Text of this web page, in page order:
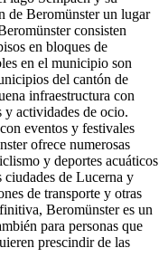
de Beromünster un lugar
consisten
en bloques de
en el municipio son
del cantón de
infraestructura con
y actividades de ocio.
eventos y festivales
ofrece numerosas
y deportes acuáticos
de Lucerna y
de transporte y otras
Beromünster es un
para personas que
prescindir de las